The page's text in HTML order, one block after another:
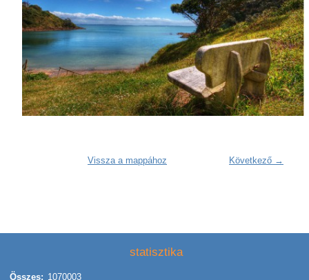
Következő →
Vissza a mappához
statisztika
Összes: 1070003